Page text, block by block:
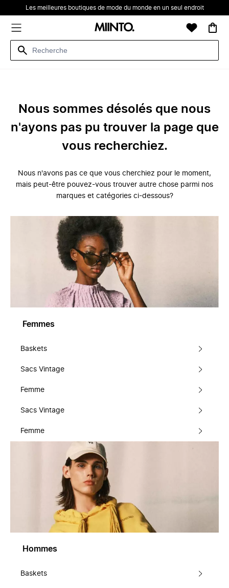
Les meilleures boutiques de mode du monde en un seul endroit
Nous sommes désolés que nous
n'ayons pas pu trouver la page que
vous recherchiez.
Nous n'avons pas ce que vous cherchiez pour le moment,
mais peut-être pouvez-vous trouver autre chose parmi nos
marques et catégories ci-dessous?
Femmes
Baskets
Sacs Vintage
Femme
Sacs Vintage
Femme
Hommes
Baskets